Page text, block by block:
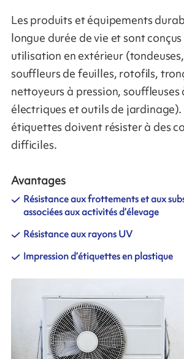
Les produits et équipements
longue durée de vie et sont
utilisation en extérieur
souffleurs de feuilles, rotofils,
nettoyeurs à pression,
électriques et outils de jardinage).
étiquettes doivent résister à des
difficiles.
Avantages
Résistance aux frottements et aux
associées aux activités d’élevage
Résistance aux rayons UV
Impression d’étiquettes en plastique